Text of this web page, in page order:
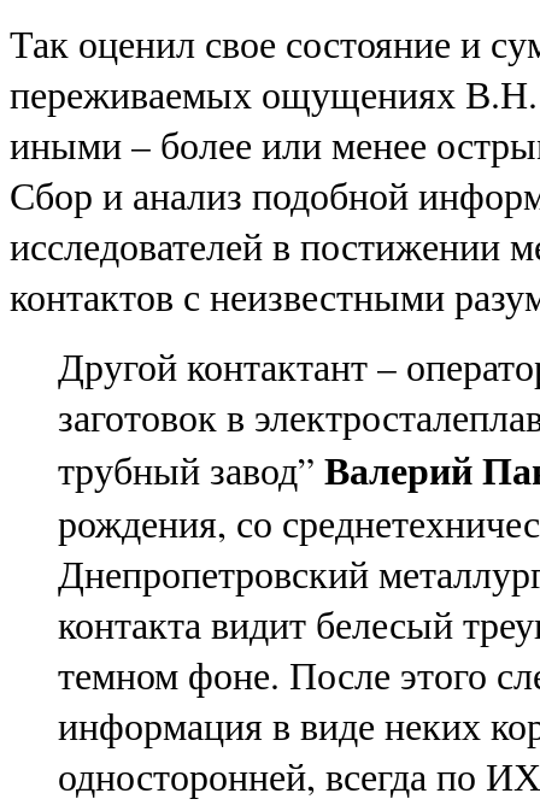
Так оценил свое состояние и
переживаемых ощущениях В.Н.
иными – более или менее
Сбор и анализ подобной
исследователей в постижении
контактов с неизвестными
Другой контактант –
заготовок в
трубный завод” Валерий
рождения, со
Днепропетровский
контакта видит белесый
темном фоне. После этого
информация в виде неких
односторонней, всегда по